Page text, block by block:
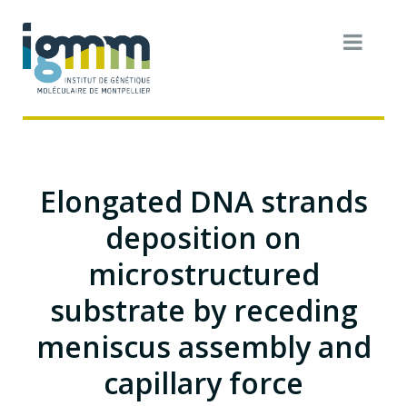
Elongated DNA strands
deposition on
microstructured
substrate by receding
meniscus assembly and
capillary force